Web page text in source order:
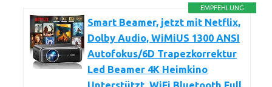
EMPFEHLUNG
Smart Beamer, jetzt mit Netflix,
Dolby Audio, WiMiUS 1300 ANSI
Autofokus/6D Trapezkorrektur
Led Beamer 4K Heimkino